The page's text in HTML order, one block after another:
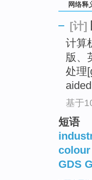
网络释
[计]
计算
版、
处理
基于
短语
GDS